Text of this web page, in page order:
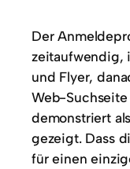
Der
zeitaufwendig,
und Flyer,
Web-
demonstriert
gezeigt. Dass
für einen